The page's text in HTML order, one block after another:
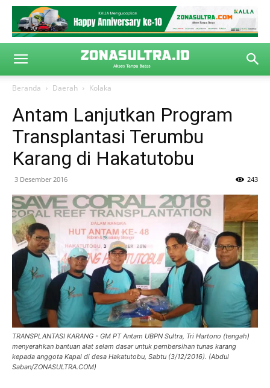
Beranda Daerah Kolaka
Antam Lanjutkan Program
Transplantasi Terumbu
Karang di Hakatutobu
3 Desember 2016 243
TRANSPLANTASI KARANG - GM PT Antam UBPN Sultra, Tri Hartono (tengah)
menyerahkan bantuan alat selam dasar untuk pembersihan tunas karang
kepada anggota Kapal di desa Hakatutobu, Sabtu (3/12/2016). (Abdul
Saban/ZONASULTRA.COM)